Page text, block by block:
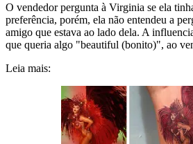
O vendedor pergunta à Virginia se ela
preferência, porém, ela não entendeu a
amigo que estava ao lado dela. A
que queria algo "beautiful (bonito)", ao
Leia mais: